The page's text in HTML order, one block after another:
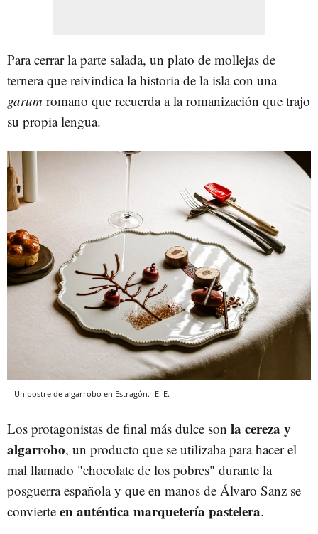
Para cerrar la parte salada, un plato de mollejas de
ternera que reivindica la historia de la isla con una
garum romano que recuerda a la romanización que trajo
su propia lengua.
Un postre de algarrobo en Estragón. E. E.
Los protagonistas de final más dulce son la cereza y
algarrobo, un producto que se utilizaba para hacer el
mal llamado "chocolate de los pobres" durante la
posguerra española y que en manos de Álvaro Sanz se
convierte en auténtica marquetería pastelera.